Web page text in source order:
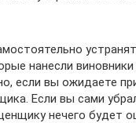
нанесли виновники
если вы ожидаете
Если вы сами
нечего будет